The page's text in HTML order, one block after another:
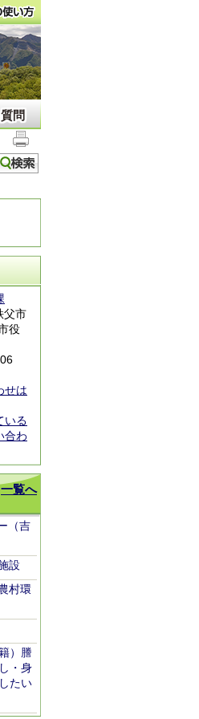
問
父市
役
せは
いる
合わ
一覧へ
（吉
設
村環
）謄
・身
たい